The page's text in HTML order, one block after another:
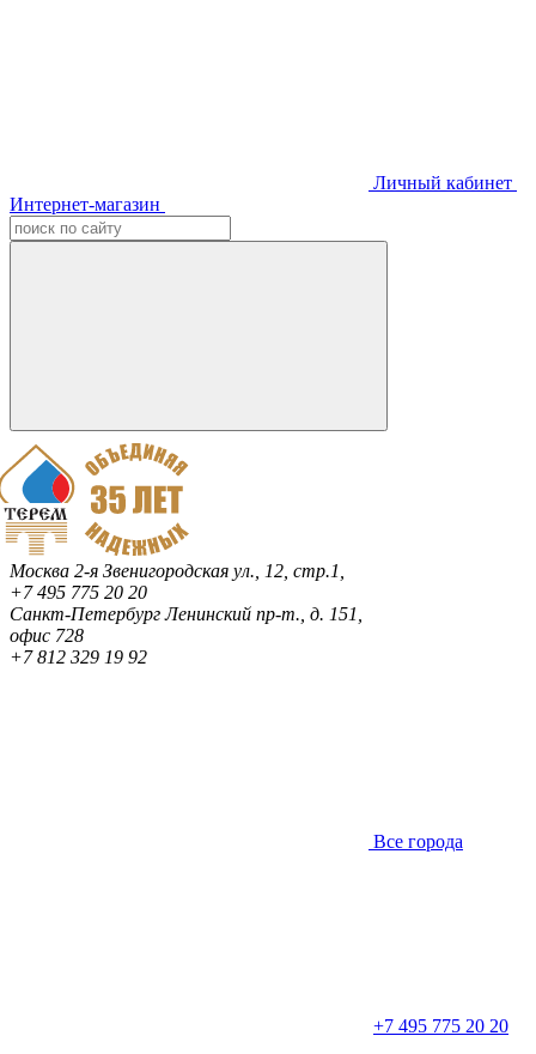
Личный кабинет
Интернет-магазин
Москва 2-я Звенигородская ул., 12, стр.1,
+7 495 775 20 20
Санкт-ПетербургЛенинский пр-т., д. 151,
офис 728
+7 812 329 19 92
Все города
+7 495 775 20 20